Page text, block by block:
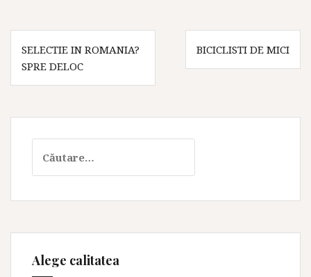
Navigare
în
articole
SELECTIE IN ROMANIA?
SPRE DELOC
BICICLISTI DE MICI
după:
Alege calitatea